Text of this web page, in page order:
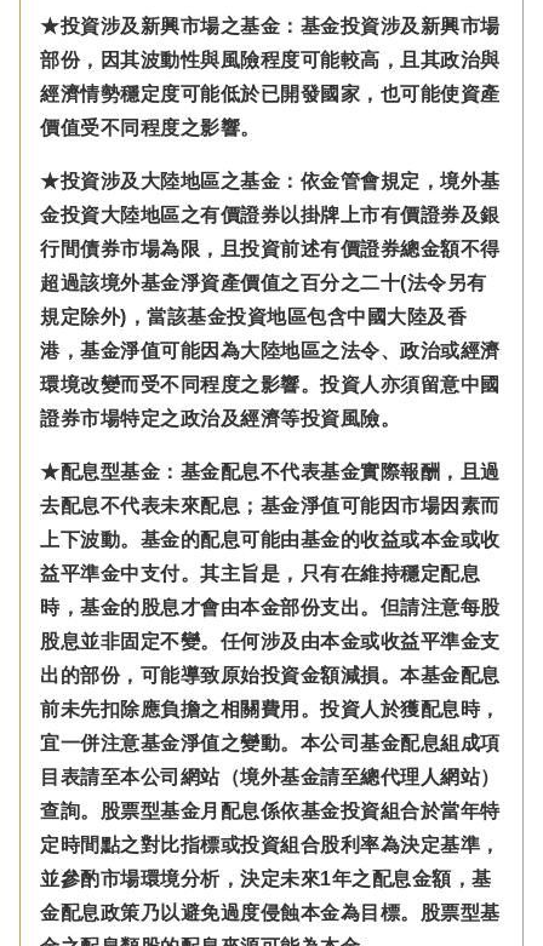
★投資涉及新興市場之基金：基金投資涉及新興市場
部份，因其波動性與風險程度可能較高，且其政治與
經濟情勢穩定度可能低於已開發國家，也可能使資產
價值受不同程度之影響。
★投資涉及大陸地區之基金： 依金管會規定， 境外基
金投資大陸地區之有價證券以掛牌上市有價證券及銀
行間債券市場為限，且投資前述有價證券總金額不得
超過該境外基金淨資產價值之百分之二十(法令另有
規定除外)， 當該基金投資地區包含中國大陸及香
港，基金淨值可能因為大陸地區之法令、政治或經濟
環境改變而受不同程度之影響。 投資人亦須留意中國
證券市場特定之政治及經濟等投資風險。
★配息型基金：基金配息不代表基金實際報酬，且過
去配息不代表未來配息；基金淨值可能因市場因素而
上下波動。基金的配息可能由基金的收益或本金或收
益平準金中支付。 其主旨是，只有在維持穩定配息
時，基金的股息才會由本金部份支出。但請注意每股
股息並非固定不變。 任何涉及由本金或收益平準金支
出的部份，可能導致原始投資金額減損。本基金配息
前未先扣除應負擔之相關費用。投資人於獲配息時，
宜一併注意基金淨值之變動。本公司基金配息組成項
目表請至本公司網站（境外基金請至總代理人網站）
查詢。股票型基金月配息係依基金投資組合於當年特
定時間點之對比指標或投資組合股利率為決定基準，
並參酌市場環境分析，決定未來1年之配息金額，基
金配息政策乃以避免過度侵蝕本金為目標。股票型基